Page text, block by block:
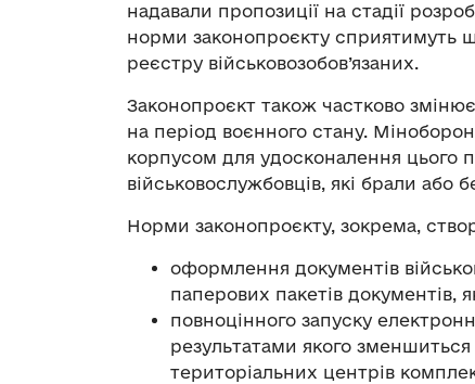
надавали пропозиції на стадії
норми законопроєкту сприятимуть
реєстру військовозобов’язаних.
Законопроєкт також частково
на період воєнного стану.
корпусом для удосконалення цього
військовослужбовців, які брали або
Норми законопроєкту, зокрема,
оформлення документів
паперових пакетів документів,
повноцінного запуску
результатами якого зменшиться
територіальних центрів